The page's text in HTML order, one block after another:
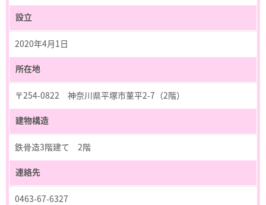
設立
2020年4月1日
所在地
〒254-0822 神奈川県平塚市菫平2-7（2階）
建物構造
鉄骨造3階建て 2階
連絡先
0463-67-6327